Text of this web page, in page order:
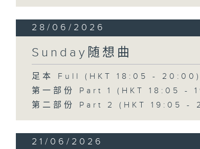
28/06/2026
Sunday随想曲
足本 Full (HKT 18:05 - 20:00)
第一部份 Part 1 (HKT 18:05 -
第二部份 Part 2 (HKT 19:05 -
21/06/2026